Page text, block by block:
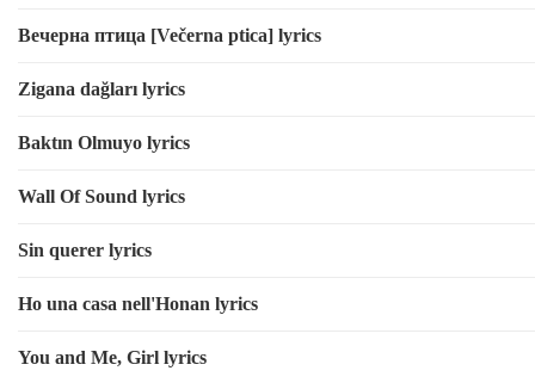
Вечерна птица [Večerna ptica] lyrics
Zigana dağları lyrics
Baktın Olmuyo lyrics
Wall Of Sound lyrics
Sin querer lyrics
Ho una casa nell'Honan lyrics
You and Me, Girl lyrics